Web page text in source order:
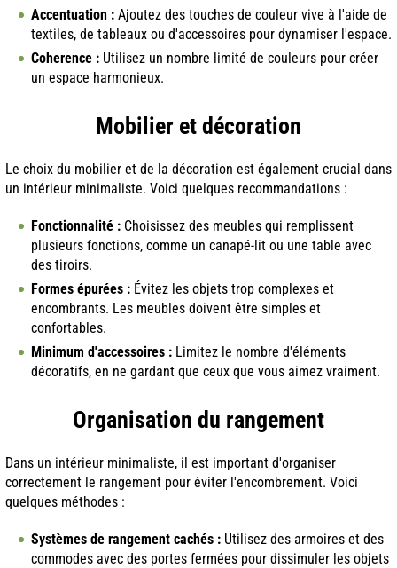
Accentuation : Ajoutez des touches de couleur vive à l'aide de
textiles, de tableaux ou d'accessoires pour dynamiser l'espace.
Coherence : Utilisez un nombre limité de couleurs pour créer
un espace harmonieux.
Mobilier et décoration
Le choix du mobilier et de la décoration est également crucial dans
un intérieur minimaliste. Voici quelques recommandations :
Fonctionnalité : Choisissez des meubles qui remplissent
plusieurs fonctions, comme un canapé-lit ou une table avec
des tiroirs.
Formes épurées : Évitez les objets trop complexes et
encombrants. Les meubles doivent être simples et
confortables.
Minimum d'accessoires : Limitez le nombre d'éléments
décoratifs, en ne gardant que ceux que vous aimez vraiment.
Organisation du rangement
Dans un intérieur minimaliste, il est important d'organiser
correctement le rangement pour éviter l'encombrement. Voici
quelques méthodes :
Systèmes de rangement cachés : Utilisez des armoires et des
commodes avec des portes fermées pour dissimuler les objets